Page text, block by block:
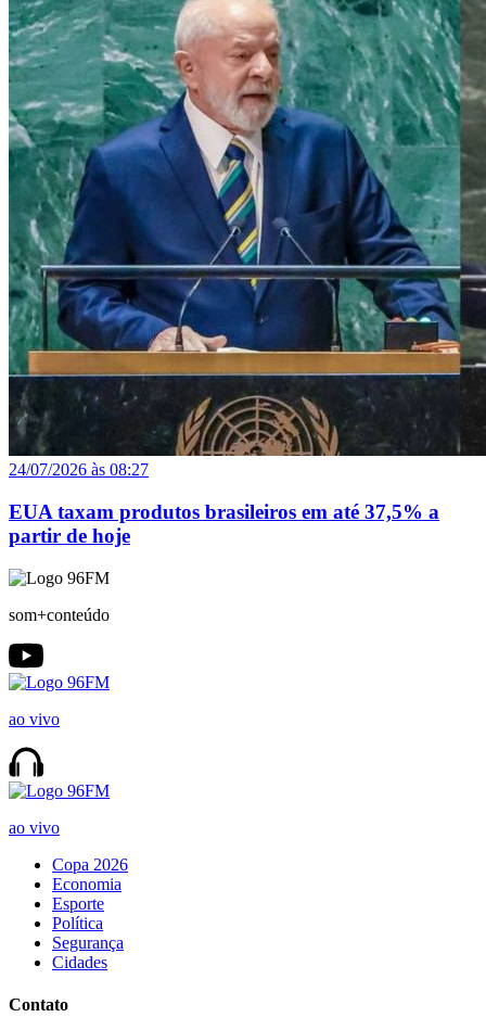
24/07/2026 às 08:27
EUA taxam produtos brasileiros em até 37,5% a
partir de hoje
som+conteúdo
ao vivo
ao vivo
Copa 2026
Economia
Esporte
Política
Segurança
Cidades
Contato